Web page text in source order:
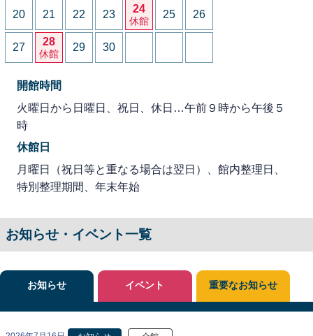
20 21 22 23 24
休館
25 26
27 28
休館
29 30
開館時間
火曜日から日曜日、祝日、休日…午前９時から午後５
時
休館日
月曜日（祝日等と重なる場合は翌日）、館内整理日、
特別整理期間、年末年始
お知らせ・イベント一覧
お知らせ イベント 重要なお知らせ